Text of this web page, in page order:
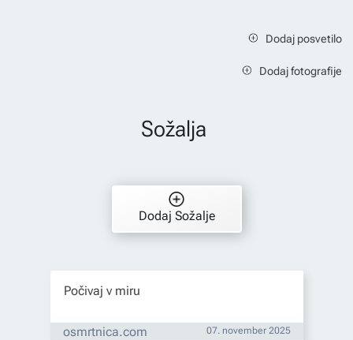
Dodaj posvetilo
Dodaj fotografije
Sožalja
Dodaj Sožalje
Počivaj v miru
osmrtnica.com 07. november 2025